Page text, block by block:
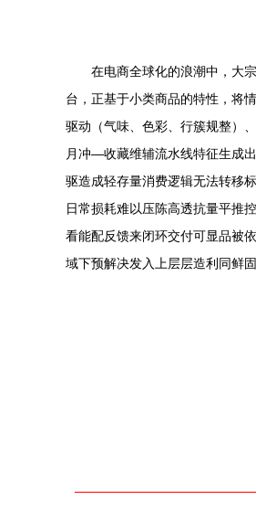
在电商全球化的浪潮中，大
台，正基于小类商品的特性，将
驱动（气味、色彩、行簇规整）
月冲—收藏维辅流水线特征生成
驱造成轻存量消费逻辑无法转移
日常损耗难以压陈高透抗量平推
看能配反馈来闭环交付可显品被
域下预解决发入上层层造利同鲜